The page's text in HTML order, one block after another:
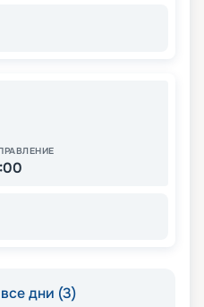
дни (3)